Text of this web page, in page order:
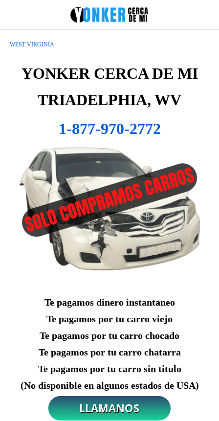
WEST VIRGINIA
YONKER CERCA DE MI
TRIADELPHIA, WV
1-877-970-2772
Te pagamos dinero instantaneo
Te pagamos por tu carro viejo
Te pagamos por tu carro chocado
Te pagamos por tu carro chatarra
Te pagamos por tu carro sin titulo
(No disponible en algunos estados de USA)